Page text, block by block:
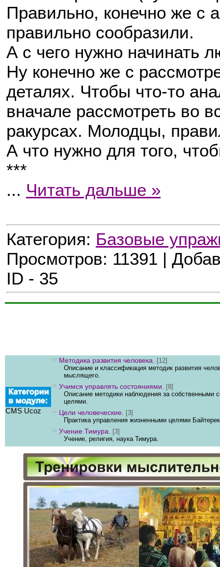
Правильно, конечно же с
правильно сообразили.
А с чего нужно начинать
Ну конечно же с
деталях. Чтобы что-то
вначале рассмотреть во
ракурсах. Молодцы,
А что нужно для того,
***
... Читать дальше »
Категория: Базовые
Просмотров: 11391 |
ID - 35
CMS Ucoz
Методика развития человека.
[12]
Описание и классификация методик развития
мыслящего.
Учимся управлять состояниями.
[8]
Описание методики наблюдения за собственными
целями.
Цели человеческие. [3]
Практика управления жизненными целями
Учение Тимура.
[3]
Учение, религия, наука Тимура.